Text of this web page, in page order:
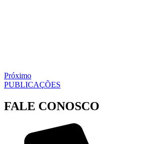
Próximo
PUBLICAÇÕES
FALE CONOSCO